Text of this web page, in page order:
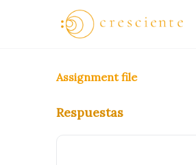
Assignment file
Respuestas